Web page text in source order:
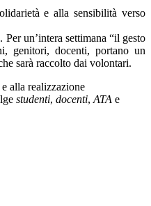
e alla sensibilità verso
un’intera settimana “il gesto
genitori, docenti, portano un
sarà raccolto dai volontari.
alla realizzazione
studenti, docenti, ATA e